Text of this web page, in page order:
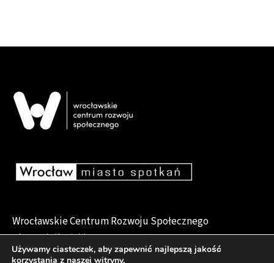
Wrocławskie Centrum Rozwoju Społecznego
pl. Dominikański 6, 50-159 Wrocław
Używamy ciasteczek, aby zapewnić najlepszą jakość
korzystania z naszej witryny.